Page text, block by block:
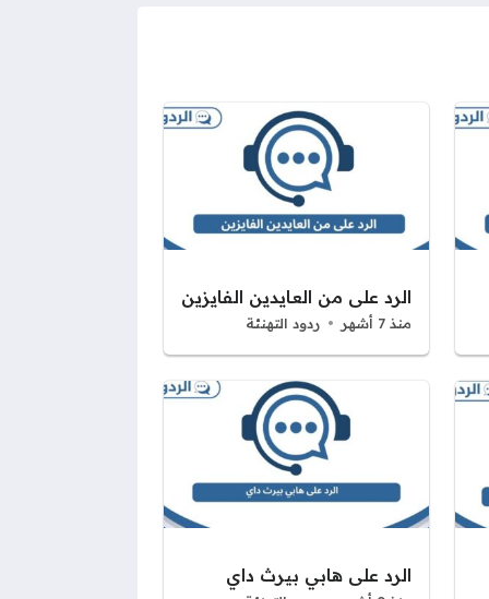
الرد على من العايدين الفايزين
منذ 7 أشهر ردود التهنئة
الرد على هابي بيرث داي